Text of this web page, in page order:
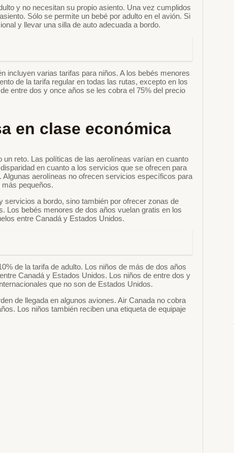
y no necesitan su propio asiento. Una vez cumplidos
Sólo se permite un bebé por adulto en el avión. Si
y llevar una silla de auto adecuada a bordo.
incluyen varias tarifas para niños. A los bebés menores
de la tarifa regular en todas las rutas, excepto en los
entre dos y once años se les cobra el 75% del precio
en clase económica
reto. Las políticas de las aerolíneas varían en cuanto
en cuanto a los servicios que se ofrecen para
aerolíneas no ofrecen servicios específicos para
pequeños.
servicios a bordo, sino también por ofrecer zonas de
Los bebés menores de dos años vuelan gratis en los
entre Canadá y Estados Unidos.
de la tarifa de adulto. Los niños de más de dos años
Canadá y Estados Unidos. Los niños de entre dos y
que no son de Estados Unidos.
de llegada en algunos aviones. Air Canada no cobra
Los niños también reciben una etiqueta de equipaje